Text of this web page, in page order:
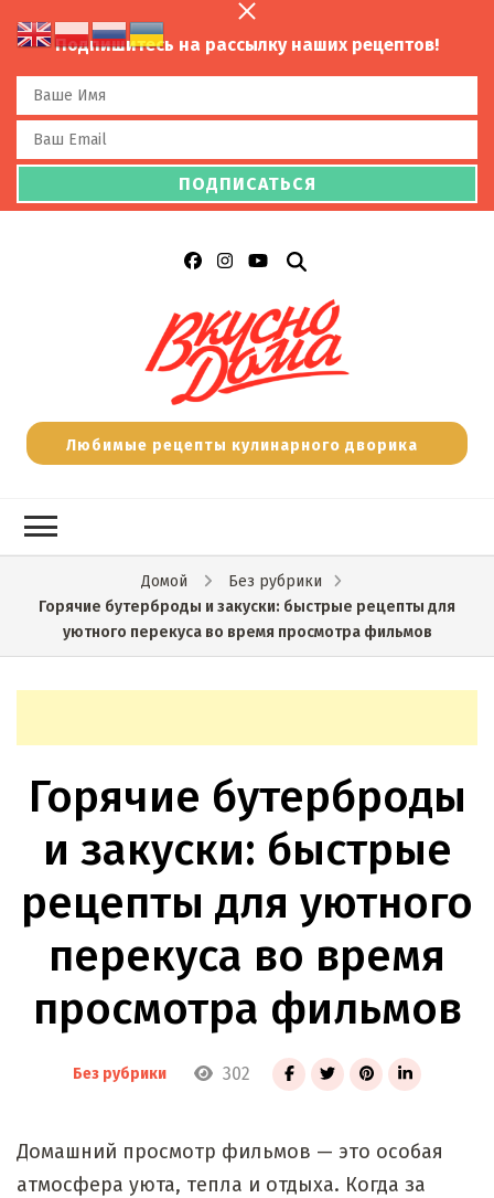
Подпишитесь на рассылку наших рецептов!
Любимые рецепты кулинарного дворика
Домой
Без рубрики
Горячие бутерброды и закуски: быстрые рецепты для
уютного перекуса во время просмотра фильмов
Горячие бутерброды
и закуски: быстрые
рецепты для уютного
перекуса во время
просмотра фильмов
Без рубрики 302
Домашний просмотр фильмов — это особая
атмосфера уюта, тепла и отдыха. Когда за